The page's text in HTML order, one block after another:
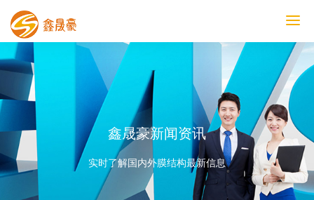
鑫晟豪首页
产品中心
工程案例
膜结构车棚
污水池反吊膜加盖
鑫晟豪资讯
关于鑫晟豪
联系鑫晟豪
鑫晟豪新闻资讯
实时了解国内外膜结构最新信息